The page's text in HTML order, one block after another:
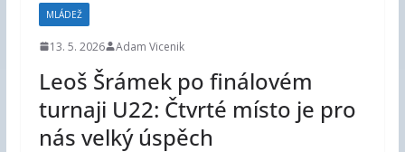
MLÁDEŽ
13. 5. 2026 Adam Vicenik
Leoš Šrámek po finálovém
turnaji U22: Čtvrté místo je pro
nás velký úspěch